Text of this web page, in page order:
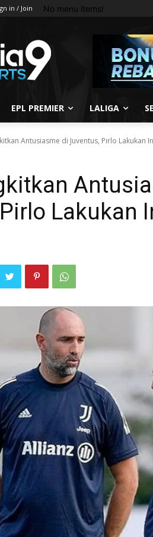
in / Join No menu items!
EPL PREMIER LALIGA
Antusiasme di Juventus, Pirlo Lakukan
Lakukan